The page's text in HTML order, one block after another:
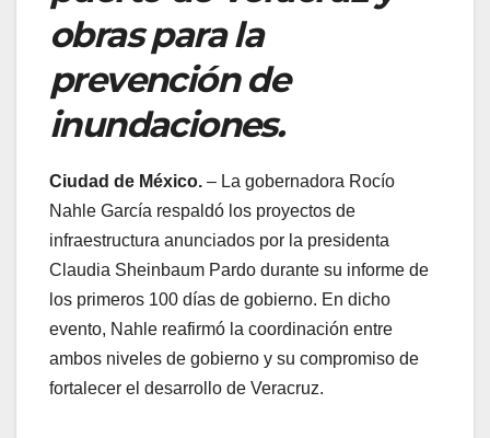
obras para la
prevención de
inundaciones.
Ciudad de México. – La gobernadora Rocío
Nahle García respaldó los proyectos de
infraestructura anunciados por la presidenta
Claudia Sheinbaum Pardo durante su informe de
los primeros 100 días de gobierno. En dicho
evento, Nahle reafirmó la coordinación entre
ambos niveles de gobierno y su compromiso de
fortalecer el desarrollo de Veracruz.